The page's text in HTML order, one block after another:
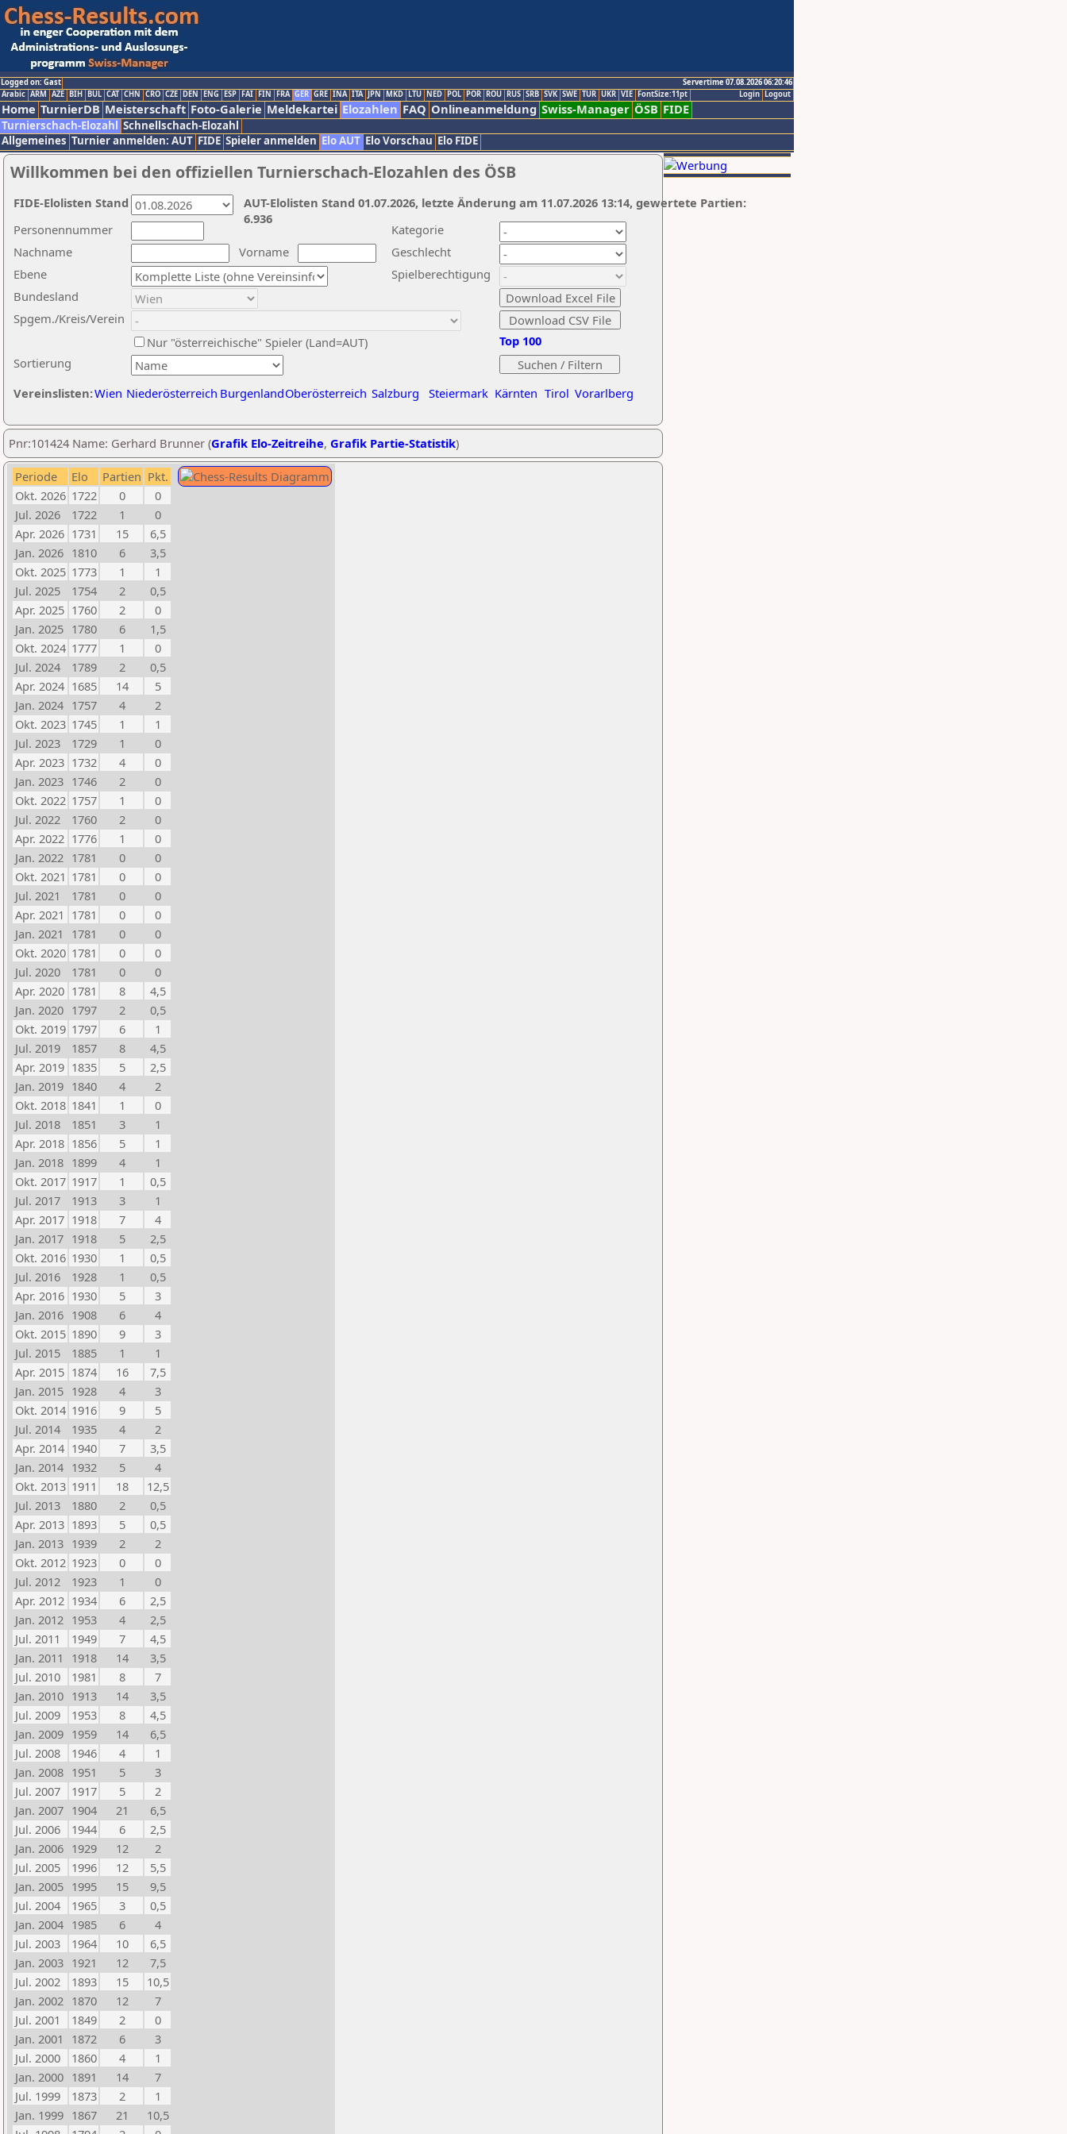
Logged on: Gast
Servertime 07.08.2026 06:20:46
Logout
Login
Arabic ARM AZE BIH BUL CAT CHN CRO CZE DEN ENG ESP FAI FIN FRA GER GRE INA ITA JPN MKD LTU NED POL POR ROU RUS SRB SVK SWE TUR UKR VIE FontSize:11pt
Home TurnierDB Meisterschaft Foto-Galerie Meldekartei Elozahlen FAQ Onlineanmeldung Swiss-Manager ÖSB FIDE
Turnierschach-Elozahl Schnellschach-Elozahl
Allgemeines Turnier anmelden: AUT FIDE Spieler anmelden Elo AUT Elo Vorschau Elo FIDE
Willkommen bei den offiziellen Turnierschach-Elozahlen des ÖSB
Nachname
Vorname
Ebene
Kategorie
Sortierung
Personennummer
Bundesland
Spgem./Kreis/Verein
Geschlecht
Nur "österreichische" Spieler (Land=AUT)
Spielberechtigung
Vereinslisten:Wien Niederösterreich BurgenlandOberösterreich Salzburg Steiermark Kärnten Tirol Vorarlberg
Top 100
AUT-Elolisten Stand 01.07.2026, letzte Änderung am 11.07.2026 13:14, gewertete Partien:
6.936
FIDE-Elolisten Stand
Pnr:101424 Name: Gerhard Brunner (Grafik Elo-Zeitreihe, Grafik Partie-Statistik)
Periode Elo Partien Pkt.
Okt. 2026 1722 0
0
Jul. 2026
1722 1
0
Apr. 2026 1731 15
6,5
Jan. 2026 1810 6
3,5
Okt. 2025 1773 1
1
Jul. 2025
1754 2
0,5
Apr. 2025 1760 2
0
Jan. 2025 1780 6
1,5
Okt. 2024 1777 1
0
Jul. 2024
1789 2
0,5
Apr. 2024 1685 14
5
Jan. 2024 1757 4
2
Okt. 2023 1745 1
1
Jul. 2023
1729 1
0
Apr. 2023 1732 4
0
Jan. 2023 1746 2
0
Okt. 2022 1757 1
0
Jul. 2022
1760 2
0
Apr. 2022 1776 1
0
Jan. 2022 1781 0
0
Okt. 2021 1781 0
0
Jul. 2021
1781 0
0
Apr. 2021 1781 0
0
Jan. 2021
1781 0
0
Okt. 2020 1781 0
0
Jul. 2020
1781 0
0
Apr. 2020 1781 8
4,5
Jan. 2020 1797 2
0,5
Okt. 2019 1797 6
1
Jul. 2019
1857 8
4,5
Apr. 2019 1835 5
2,5
Jan. 2019 1840 4
2
Okt. 2018 1841 1
0
Jul. 2018
1851 3
1
Apr. 2018 1856 5
1
Jan. 2018 1899 4
1
Okt. 2017 1917 1
0,5
Jul. 2017
1913 3
1
Apr. 2017 1918 7
4
Jan. 2017 1918 5
2,5
Okt. 2016 1930 1
0,5
Jul. 2016
1928 1
0,5
Apr. 2016 1930 5
3
Jan. 2016 1908 6
4
Okt. 2015 1890 9
3
Jul. 2015
1885 1
1
Apr. 2015 1874 16
7,5
Jan. 2015 1928 4
3
Okt. 2014 1916 9
5
Jul. 2014
1935 4
2
Apr. 2014 1940 7
3,5
Jan. 2014 1932 5
4
Okt. 2013 1911 18
12,5
Jul. 2013
1880 2
0,5
Apr. 2013 1893 5
0,5
Jan. 2013 1939 2
2
Okt. 2012 1923 0
0
Jul. 2012
1923 1
0
Apr. 2012 1934 6
2,5
Jan. 2012 1953 4
2,5
Jul. 2011
1949 7
4,5
Jan. 2011
1918 14
3,5
Jul. 2010
1981 8
7
Jan. 2010 1913 14
3,5
Jul. 2009
1953 8
4,5
Jan. 2009 1959 14
6,5
Jul. 2008
1946 4
1
Jan. 2008 1951 5
3
Jul. 2007
1917 5
2
Jan. 2007 1904 21
6,5
Jul. 2006
1944 6
2,5
Jan. 2006 1929 12
2
Jul. 2005
1996 12
5,5
Jan. 2005 1995 15
9,5
Jul. 2004
1965 3
0,5
Jan. 2004 1985 6
4
Jul. 2003
1964 10
6,5
Jan. 2003 1921 12
7,5
Jul. 2002
1893 15
10,5
Jan. 2002 1870 12
7
Jul. 2001
1849 2
0
Jan. 2001
1872 6
3
Jul. 2000
1860 4
1
Jan. 2000 1891 14
7
Jul. 1999
1873 2
1
Jan. 1999 1867 21
10,5